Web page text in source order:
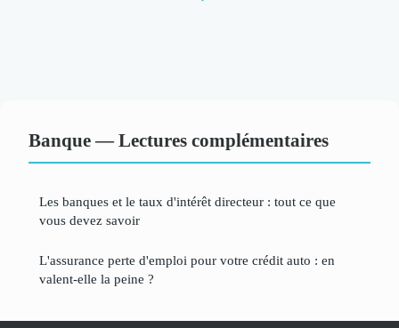
Banque — Lectures complémentaires
Les banques et le taux d'intérêt directeur : tout ce que
vous devez savoir
L'assurance perte d'emploi pour votre crédit auto : en
valent-elle la peine ?